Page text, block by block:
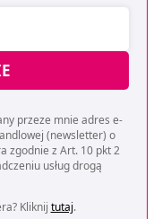
przeze mnie adres e-
(newsletter) o
zgodnie z Art. 10 pkt 2
usług drogą
Kliknij tutaj.